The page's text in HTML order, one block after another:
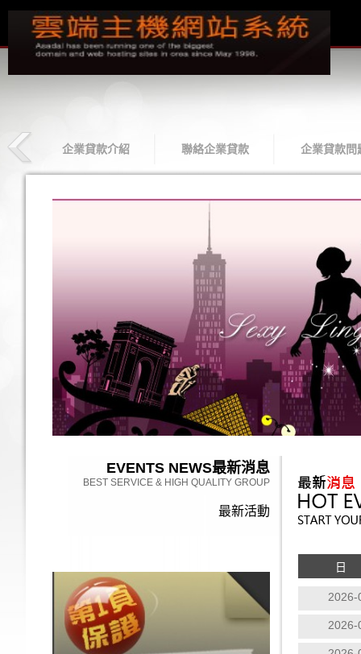
企業貸款介紹 聯絡企業貸款 企業貸款問
EVENTS NEWS最新消息
BEST SERVICE & HIGH QUALITY GROUP
最新活動
日
2026-
2026-